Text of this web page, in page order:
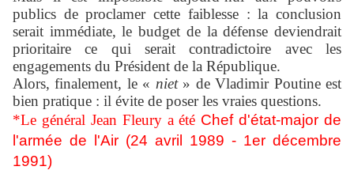
publics de proclamer cette faiblesse : la conclusion
serait immédiate, le budget de la défense deviendrait
prioritaire ce qui serait contradictoire avec les
engagements du Président de la République.
Alors, finalement, le « niet» de Vladimir Poutine est
bien pratique : il évite de poser les vraies questions.
*Le général Jean Fleury a été Chef d'état-major de
l'armée de l'Air (24 avril 1989 - 1er décembre
1991)